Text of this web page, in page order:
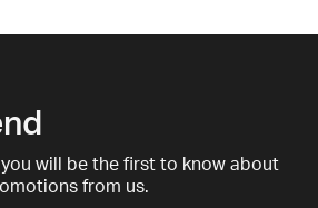
will be the first to know about
from us.